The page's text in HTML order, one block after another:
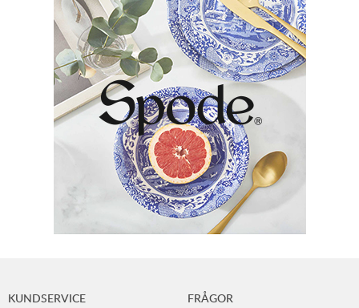
KUNDSERVICE FRÅGOR